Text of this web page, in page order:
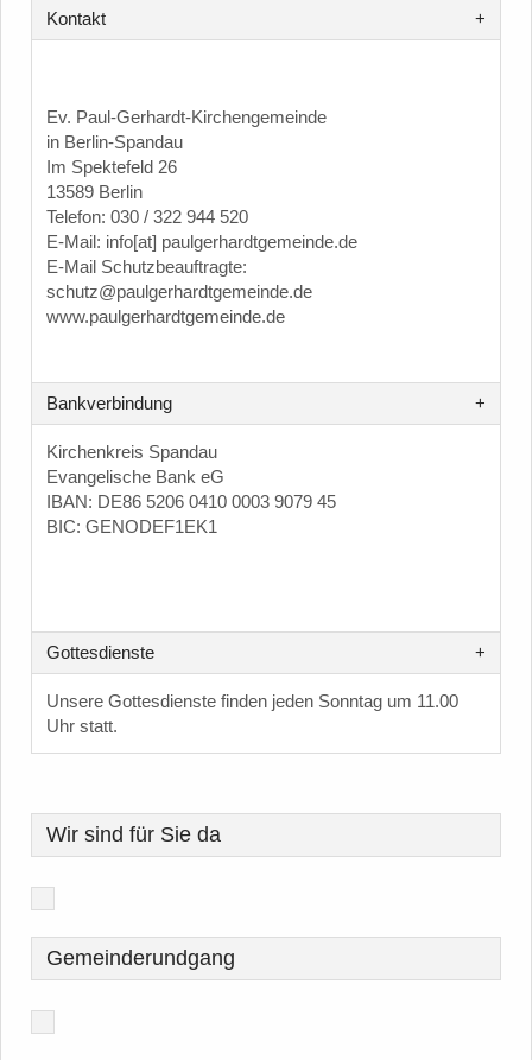
Kontakt
Ev. Paul-Gerhardt-Kirchengemeinde
in Berlin-Spandau
Im Spektefeld 26
13589 Berlin
Telefon: 030 / 322 944 520
E-Mail: info[at] paulgerhardtgemeinde.de
E-Mail Schutzbeauftragte:
schutz@paulgerhardtgemeinde.de
www.paulgerhardtgemeinde.de
Bankverbindung
Kirchenkreis Spandau
Evangelische Bank eG
IBAN: DE86 5206 0410 0003 9079 45
BIC: GENODEF1EK1
Gottesdienste
Unsere Gottesdienste finden jeden Sonntag um 11.00
Uhr statt.
Wir sind für Sie da
Gemeinderundgang